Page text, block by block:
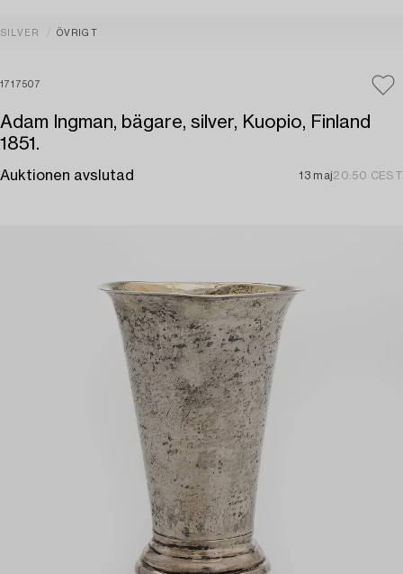
SILVER ÖVRIGT
1717507
Adam Ingman, bägare, silver, Kuopio, Finland
1851.
Auktionen avslutad 13 maj20:50 CEST